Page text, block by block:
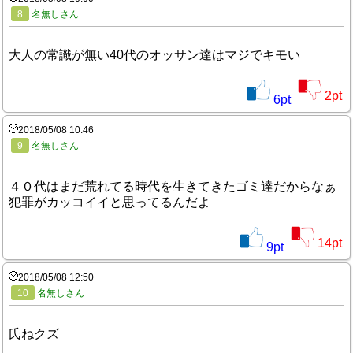
8
名無しさん
大人の常識が無い40代のオッサン達はマジでキモい
6pt 2pt
2018/05/08 10:46
9
名無しさん
４０代はまだ荒れてる時代を生きてきたゴミ達だからなぁ
犯罪がカッコイイと思ってるんだよ
9pt 14pt
2018/05/08 12:50
10
名無しさん
氏ねクズ